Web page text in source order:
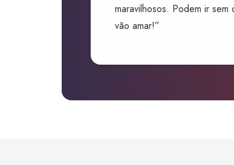
maravilhosos. Podem ir sem
vão amar!”